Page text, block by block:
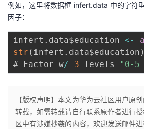
例如，这里将数据框 infert.data 中的字符
因子：
infert . data$education <-
str ( infert . data$education )
# Factor w/ 3 levels "0-5
【版权声明】本文为华为云社区用户原
转载，如需转载请自行联系原作者进行
区中有涉嫌抄袭的内容，欢迎发送邮件